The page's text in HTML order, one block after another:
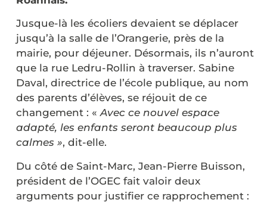
Jusque-là les écoliers devaient se déplacer
jusqu’à la salle de l’Orangerie, près de la
mairie, pour déjeuner. Désormais, ils n’auront
que la rue Ledru-Rollin à traverser. Sabine
Daval, directrice de l’école publique, au nom
des parents d’élèves, se réjouit de ce
changement : «Avec ce nouvel espace
adapté, les enfants seront beaucoup plus
calmes », dit-elle.
Du côté de Saint-Marc, Jean-Pierre Buisson,
président de l’OGEC fait valoir deux
arguments pour justifier ce rapprochement :